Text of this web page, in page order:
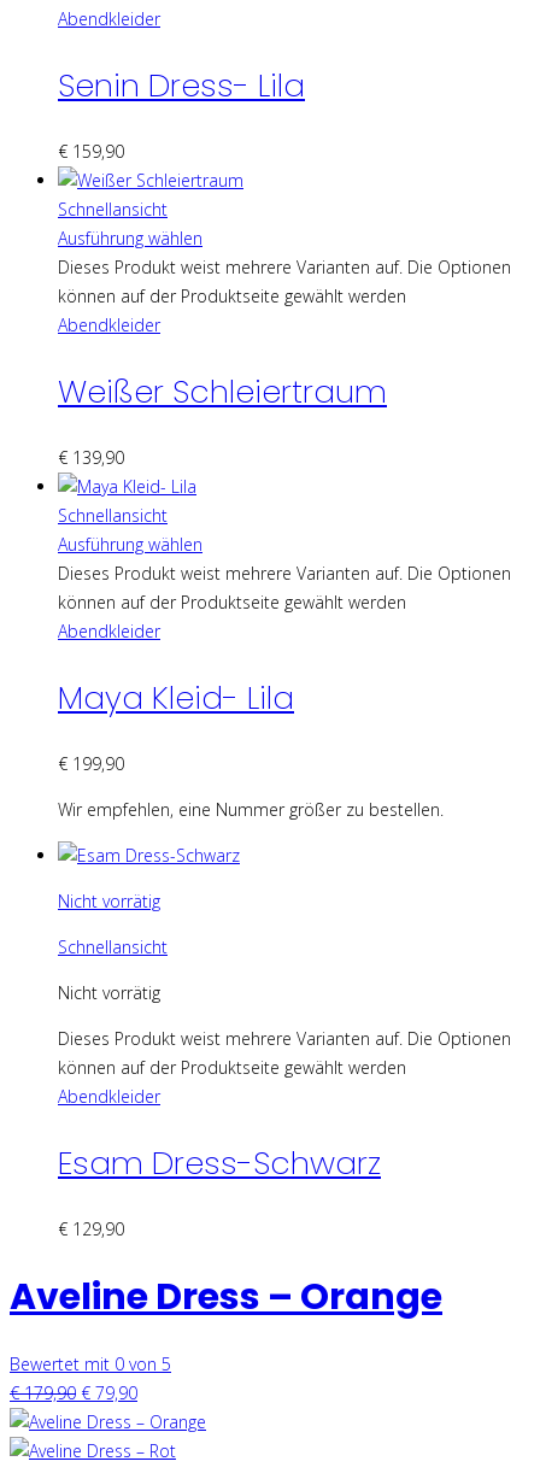
Abendkleider
Senin Dress- Lila
€ 159,90
Schnellansicht
Ausführung wählen
Dieses Produkt weist mehrere Varianten auf. Die Optionen
können auf der Produktseite gewählt werden
Abendkleider
Weißer Schleiertraum
€ 139,90
Schnellansicht
Ausführung wählen
Dieses Produkt weist mehrere Varianten auf. Die Optionen
können auf der Produktseite gewählt werden
Abendkleider
Maya Kleid- Lila
€ 199,90
Wir empfehlen, eine Nummer größer zu bestellen.
Nicht vorrätig
Schnellansicht
Nicht vorrätig
Dieses Produkt weist mehrere Varianten auf. Die Optionen
können auf der Produktseite gewählt werden
Abendkleider
Esam Dress-Schwarz
€ 129,90
Aveline Dress – Orange
Bewertet mit 0 von 5
€179,90 € 79,90